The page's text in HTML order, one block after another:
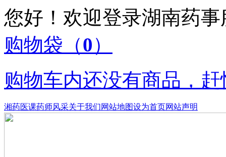
您好！欢迎登录湖南药
购物袋 （0）
购物车内还没有商品，
湘药医课药师风采关于我们网站地图设为首页网站声明